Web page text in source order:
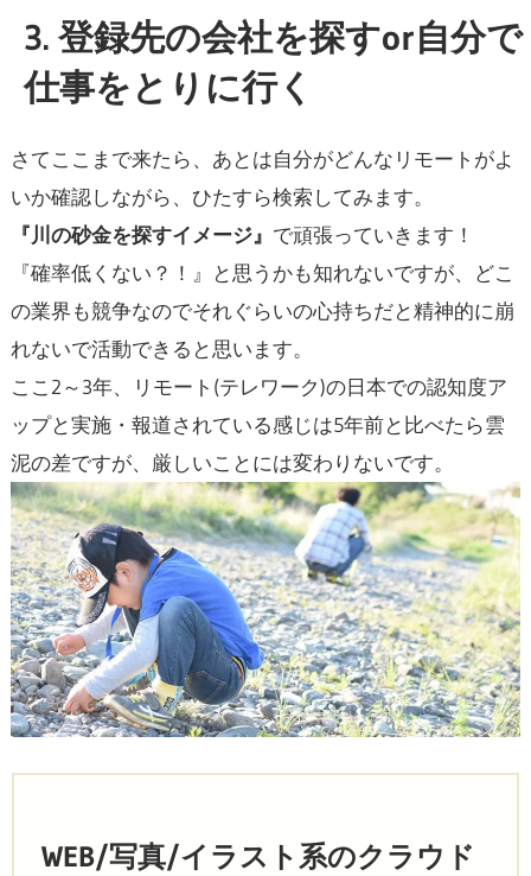
3. 登録先の会社を探すor自分で
仕事をとりに行く
さてここまで来たら、あとは自分がどんなリモートがよ
いか確認しながら、ひたすら検索してみます。
『川の砂金を探すイメージ』 で頑張っていきます！
『確率低くない？！』と思うかも知れないですが、どこ
の業界も競争なのでそれぐらいの心持ちだと精神的に崩
れないで活動できると思います。
ここ2～3年、リモート(テレワーク)の日本での認知度ア
ップと実施・報道されている感じは5年前と比べたら雲
泥の差ですが、厳しいことには変わりないです。
WEB/写真/イラスト系のクラウド